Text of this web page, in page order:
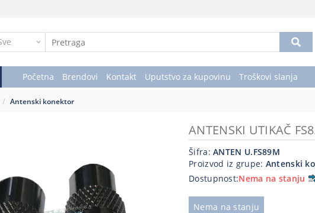
Početna Brendovi Kontakt Uputstvo za kupovinu Troškovi slanja
Antenski konektor
ANTENSKI UTIKAČ
Šifra:ANTEN U.FS89M
Proizvod iz grupe: Antenski
Dostupnost:Nema na stanju
Nema na stanju